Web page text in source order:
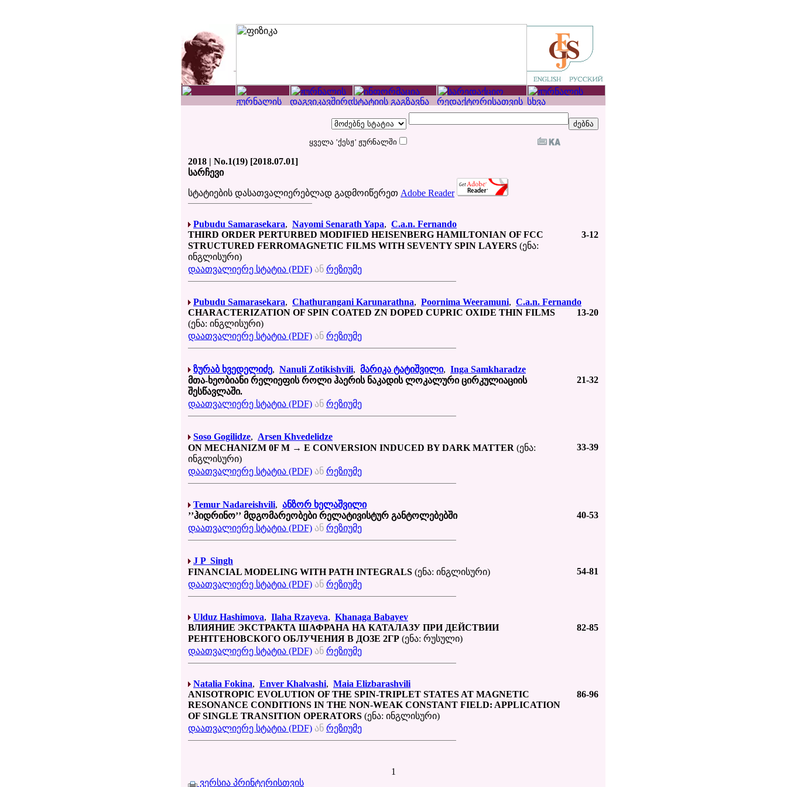
ყველა ’ქესჟ’ ჟურნალში
2018 | No.1(19) [2018.07.01]
სარჩევი
სტატიების დასათვალიერებლად გადმოიწერეთ Adobe Reader
Pubudu Samarasekara, Nayomi Senarath Yapa, C.a.n. Fernando
THIRD ORDER PERTURBED MODIFIED HEISENBERG HAMILTONIAN OF FCC
STRUCTURED FERROMAGNETIC FILMS WITH SEVENTY SPIN LAYERS (ენა:
ინგლისური)
3-12
დაათვალიერე სტატია (PDF) ან რეზიუმე
Pubudu Samarasekara, Chathurangani Karunarathna, Poornima Weeramuni, C.a.n. Fernando
CHARACTERIZATION OF SPIN COATED ZN DOPED CUPRIC OXIDE THIN FILMS
(ენა: ინგლისური)
13-20
დაათვალიერე სტატია (PDF) ან რეზიუმე
ზურაბ ხვედელიძე, Nanuli Zotikishvili, მარიკა ტატიშვილი, Inga Samkharadze
მთა-ხეობიანი რელიეფის როლი ჰაერის ნაკადის ლოკალური ცირკულიაციის
შესწავლაში.
21-32
დაათვალიერე სტატია (PDF) ან რეზიუმე
Soso Gogilidze, Arsen Khvedelidze
ON MECHANIZM 0F Μ → E CONVERSION INDUCED BY DARK MATTER (ენა:
ინგლისური)
33-39
დაათვალიერე სტატია (PDF) ან რეზიუმე
Temur Nadareishvili, ანზორ ხელაშვილი
’’ჰიდრინო’’ მდგომარეობები რელატივისტურ განტოლებებში
40-53
დაათვალიერე სტატია (PDF) ან რეზიუმე
J P Singh
FINANCIAL MODELING WITH PATH INTEGRALS (ენა: ინგლისური)
54-81
დაათვალიერე სტატია (PDF) ან რეზიუმე
Ulduz Hashimova, Ilaha Rzayeva, Khanaga Babayev
ВЛИЯНИЕ ЭКСТРАКТА ШАФРАНА НА КАТАЛАЗУ ПРИ ДЕЙСТВИИ
РЕНТГЕНОВСКОГО ОБЛУЧЕНИЯ В ДОЗЕ 2ГР (ენა: რუსული)
82-85
დაათვალიერე სტატია (PDF) ან რეზიუმე
Natalia Fokina, Enver Khalvashi, Maia Elizbarashvili
ANISOTROPIC EVOLUTION OF THE SPIN-TRIPLET STATES AT MAGNETIC
RESONANCE CONDITIONS IN THE NON-WEAK CONSTANT FIELD: APPLICATION
OF SINGLE TRANSITION OPERATORS (ენა: ინგლისური)
86-96
დაათვალიერე სტატია (PDF) ან რეზიუმე
1
ვერსია პრინტერისთვის